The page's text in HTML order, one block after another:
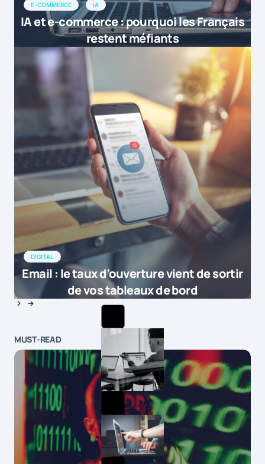
E-COMMERCE IA
IA et e-commerce : pourquoi les Français
restent méfiants
DIGITAL
Email : le taux d’ouverture vient de sortir
de vos tableaux de bord
MUST-READ